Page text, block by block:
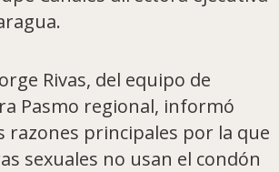
Rivas, del equipo de
Pasmo regional, informó
razones principales por la que
sexuales no usan el condón